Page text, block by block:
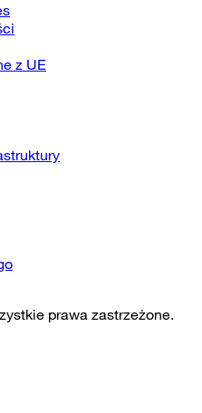
z UE
prawa zastrzeżone.